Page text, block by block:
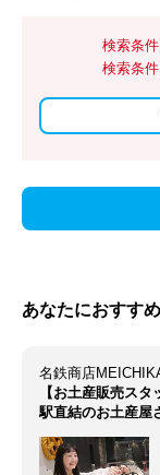
検索条
検索条
あなたにおすす
名鉄商店
【お土産販売ス
駅直結のお土産屋